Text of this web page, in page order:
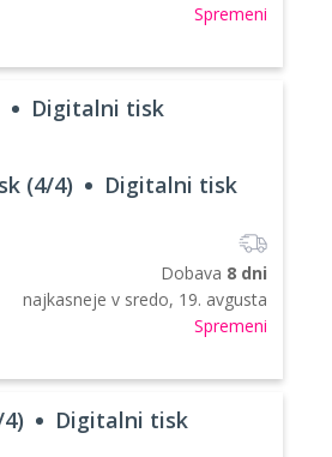
Spremeni
Digitalni tisk
(4/4) Digitalni tisk
Dobava 8 dni
najkasneje v sredo, 19. avgusta
Spremeni
Digitalni tisk